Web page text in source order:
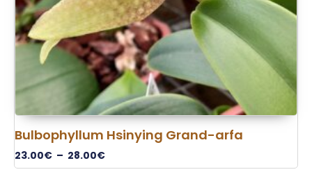
Bulbophyllum Hsinying Grand-arfa
23.00€ – 28.00€